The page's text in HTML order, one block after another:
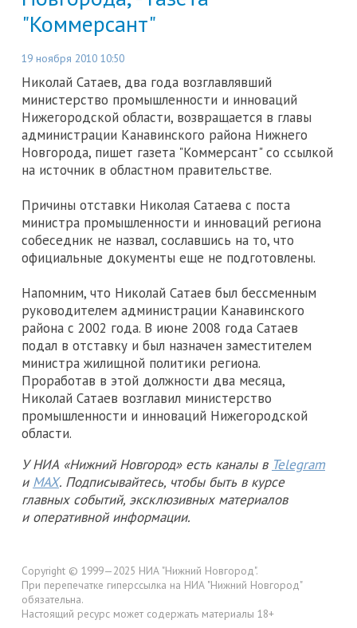
"Коммерсант"
19 ноября 2010 10:50
Николай Сатаев, два года возглавлявший
министерство промышленности и инноваций
Нижегородской области, возвращается в главы
администрации Канавинского района Нижнего
Новгорода, пишет газета "Коммерсант" со ссылкой
на источник в областном правительстве.
Причины отставки Николая Сатаева с поста
министра промышленности и инноваций региона
собеседник не назвал, сославшись на то, что
официальные документы еще не подготовлены.
Напомним, что Николай Сатаев был бессменным
руководителем администрации Канавинского
района с 2002 года. В июне 2008 года Сатаев
подал в отставку и был назначен заместителем
министра жилищной политики региона.
Проработав в этой должности два месяца,
Николай Сатаев возглавил министерство
промышленности и инноваций Нижегородской
области.
У НИА «Нижний Новгород» есть каналы в Telegram
и MAX. Подписывайтесь, чтобы быть в курсе
главных событий, эксклюзивных материалов
и оперативной информации.
Copyright © 1999—2025 НИА "Нижний Новгород".
При перепечатке гиперссылка на НИА "Нижний Новгород"
обязательна.
Настоящий ресурс может содержать материалы 18+